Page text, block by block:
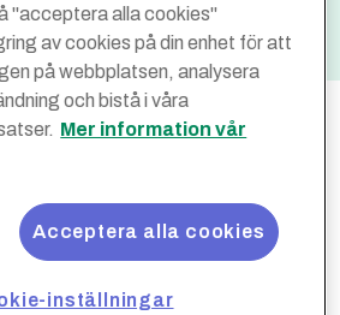
"acceptera alla cookies"
av cookies på din enhet för att
på webbplatsen, analysera
och bistå i våra
Mer information vår
Acceptera alla cookies
inställningar